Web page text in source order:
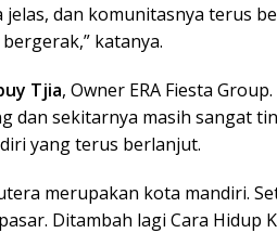
jelas, dan komunitasnya terus
katanya.
Tjia, Owner ERA Fiesta
dan sekitarnya masih sangat
yang terus berlanjut.
merupakan kota mandiri.
Ditambah lagi Cara Hidup